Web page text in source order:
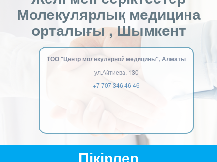
Молекулярлық медицина
орталығы , Шымкент
ТОО "Центр молекулярной медицины", Алматы
ул.Айтиева, 130
+7 707 346 46 46
Пікірлер